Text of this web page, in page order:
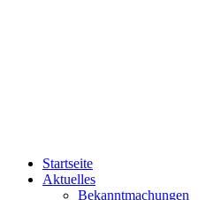
Startseite
Aktuelles
Bekanntmachungen